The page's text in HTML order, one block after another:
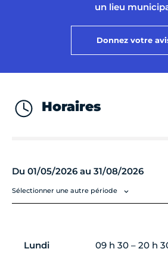
un lieu
Donnez votre
Horaires
Du 01/05/2026 au 31/08/2026
Sélectionner une autre période
Lundi 09 h 30 – 20 h